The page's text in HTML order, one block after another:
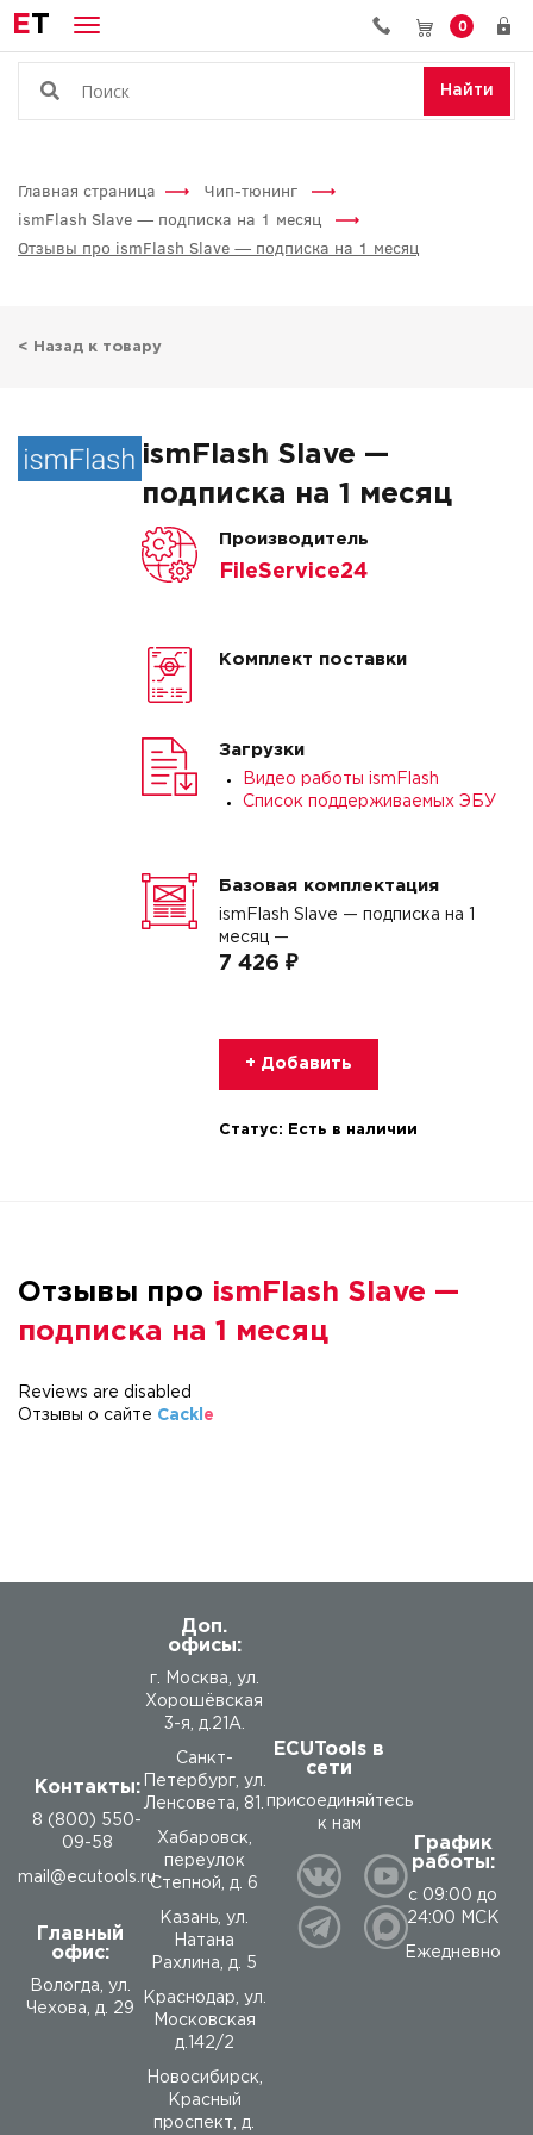
ET 0
Найти
Главная страница
Чип-тюнинг
ismFlash Slave — подписка на 1 месяц
Отзывы про ismFlash Slave — подписка на 1 месяц
< Назад к товару
ismFlash Slave —
подписка на 1 месяц
Производитель
FileService24
Комплект поставки
Загрузки
Видео работы ismFlash
Список поддерживаемых ЭБУ
Базовая комплектация
ismFlash Slave — подписка на 1
месяц —
7 426 ₽
+ Добавить
Статус: Есть в наличии
Отзывы про ismFlash Slave —
подписка на 1 месяц
Reviews are disabled
Отзывы о сайте Cackl e
Контакты:
8 (800) 550-
09-58
mail@ecutools.ru
Главный
офис:
Вологда
ул.
Чехова, д. 29
Доп.
офисы:
г. Москва, ул.
Хорошёвская
3-я, д.21А.
Санкт-
Петербург, ул.
Ленсовета, 81.
Хабаровск,
переулок
Степной, д. 6
Казань, ул.
Натана
Рахлина, д. 5
Краснодар, ул.
Московская
д.142/2
Новосибирск,
Красный
проспект, д.
ECUTools в
сети
присоединяйтесь
к нам
График
работы:
с 09:00 до
24:00 МСК
Ежедневно